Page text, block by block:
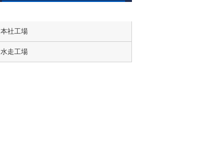
本社工場
水走工場